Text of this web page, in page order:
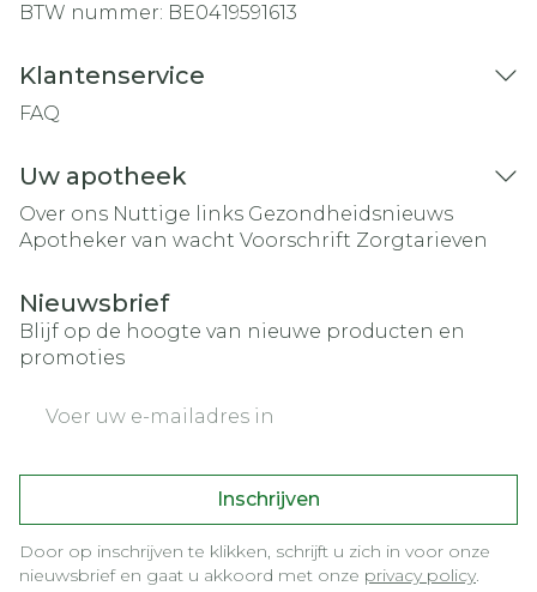
BTW nummer: BE0419591613
Klantenservice
FAQ
Uw apotheek
Over ons Nuttige links Gezondheidsnieuws
Apotheker van wacht Voorschrift Zorgtarieven
Nieuwsbrief
Blijf op de hoogte van nieuwe producten en
promoties
Inschrijven
Door op inschrijven te klikken, schrijft u zich in voor onze
nieuwsbrief en gaat u akkoord met onze privacy policy.